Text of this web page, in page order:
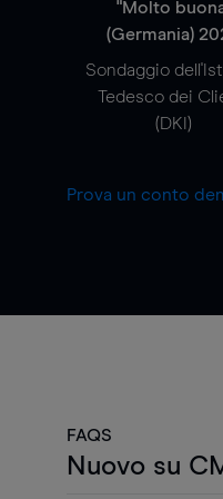
"Molto
(Germania)
Sondaggio
Tedesco dei
(DKI)
Prova un conto
FAQS
Nuovo su